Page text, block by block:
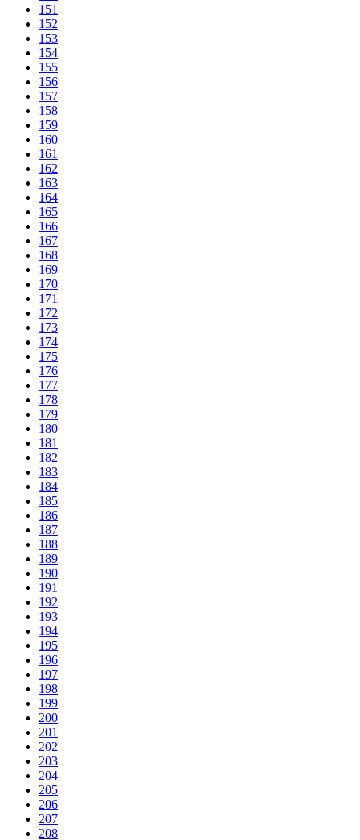
151
152
153
154
155
156
157
158
159
160
161
162
163
164
165
166
167
168
169
170
171
172
173
174
175
176
177
178
179
180
181
182
183
184
185
186
187
188
189
190
191
192
193
194
195
196
197
198
199
200
201
202
203
204
205
206
207
208